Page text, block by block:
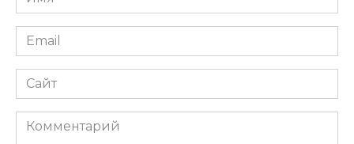
*
Email
*
Сайт
Комментарий